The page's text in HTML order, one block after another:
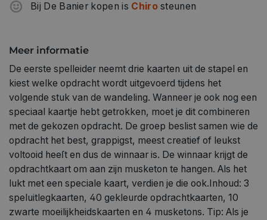
Bij De Banier kopen is Chirosteunen
Meer informatie
De eerste spelleider neemt drie kaarten uit de stapel en
kiest welke opdracht wordt uitgevoerd tijdens het
volgende stuk van de wandeling. Wanneer je ook nog een
speciaal kaartje hebt getrokken, moet je dit combineren
met de gekozen opdracht. De groep beslist samen wie de
opdracht het best, grappigst, meest creatief of leukst
voltooid heeſt en dus de winnaar is. De winnaar krijgt de
opdrachtkaart om aan zijn musketon te hangen. Als het
lukt met een speciale kaart, verdien je die ook.Inhoud: 3
speluitlegkaarten, 40 gekleurde opdrachtkaarten, 10
zwarte moeilijkheidskaarten en 4 musketons. Tip: Als je